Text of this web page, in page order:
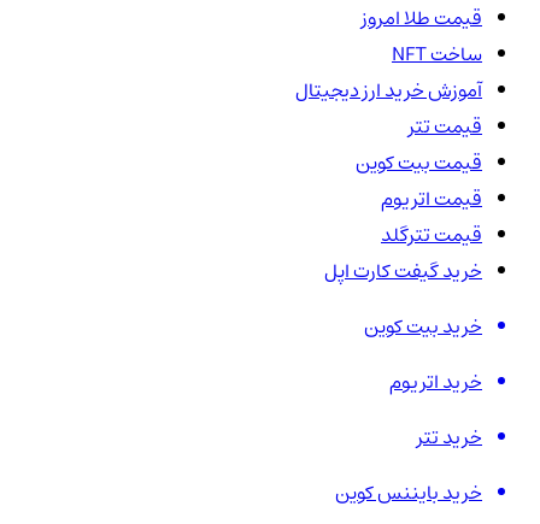
قیمت طلا امروز
ساخت NFT
آموزش خرید ارز دیجیتال
قیمت تتر
قیمت بیت کوین
قیمت اتریوم
قیمت تترگلد
خرید گیفت کارت اپل
خرید بیت کوین
خرید اتریوم
خرید تتر
خرید بایننس کوین